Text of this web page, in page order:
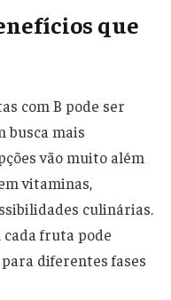
que
com B pode ser
busca mais
vão muito além
vitaminas,
culinárias.
cada fruta pode
diferentes fases